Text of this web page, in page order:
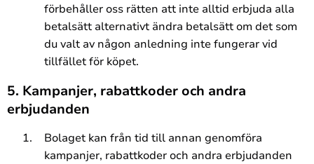
förbehåller oss rätten att inte alltid erbjuda alla
betalsätt alternativt ändra betalsätt om det som
du valt av någon anledning inte fungerar vid
tillfället för köpet.
5. Kampanjer, rabattkoder och andra
erbjudanden
Bolaget kan från tid till annan genomföra
kampanjer, rabattkoder och andra erbjudanden